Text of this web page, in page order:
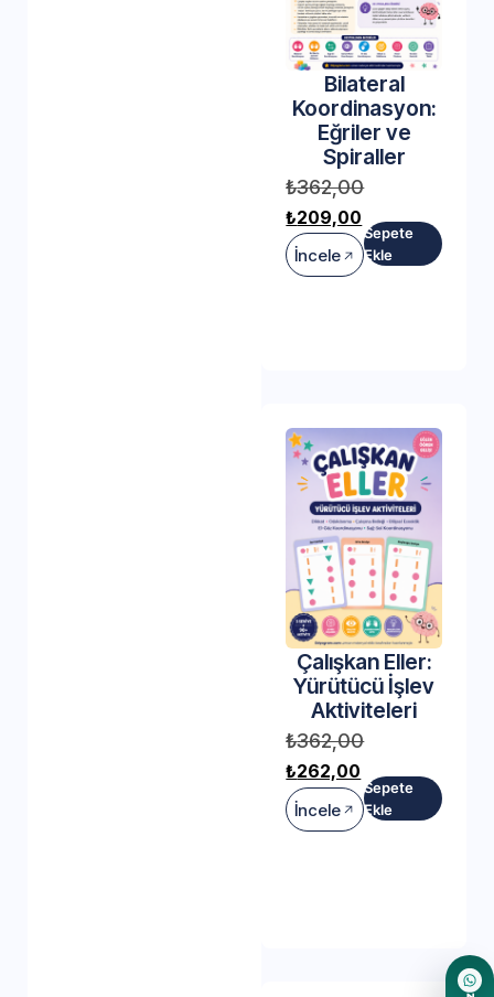
Bilateral
Koordinasyon:
Eğriler ve
Spiraller
₺362,00
₺209,00
İncele
Sepete
Ekle
Çalışkan Eller:
Yürütücü İşlev
Aktiviteleri
₺362,00
₺262,00
İncele
Sepete
Ekle